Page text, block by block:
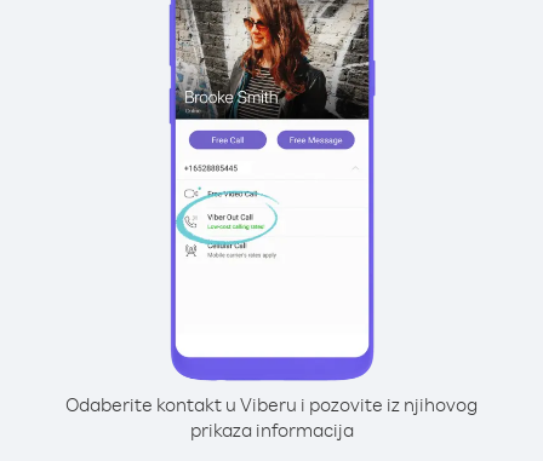
Odaberite kontakt u Viberu i pozovite iz njihovog
prikaza informacija